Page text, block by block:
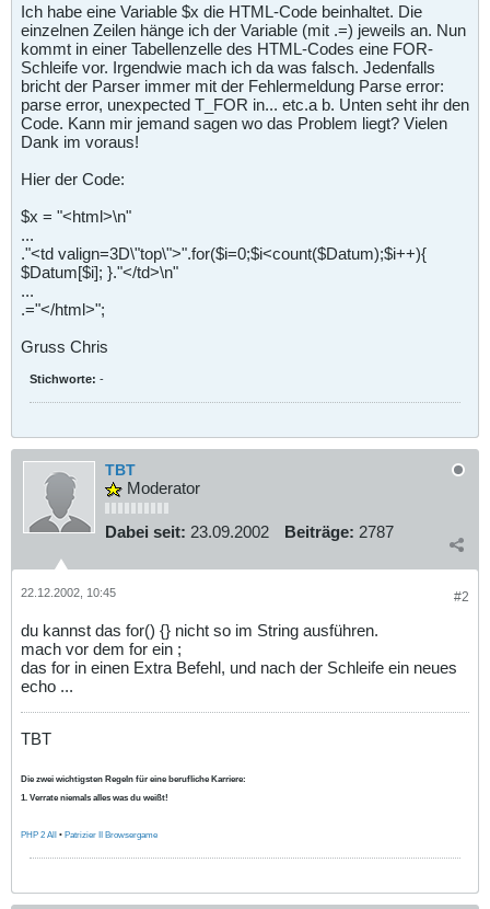
Ich habe eine Variable $x die HTML-Code beinhaltet. Die
einzelnen Zeilen hänge ich der Variable (mit .=) jeweils an. Nun
kommt in einer Tabellenzelle des HTML-Codes eine FOR-
Schleife vor. Irgendwie mach ich da was falsch. Jedenfalls
bricht der Parser immer mit der Fehlermeldung Parse error:
parse error, unexpected T_FOR in... etc.a b. Unten seht ihr den
Code. Kann mir jemand sagen wo das Problem liegt? Vielen
Dank im voraus!
Hier der Code:
$x = "<html>\n"
...
."<td valign=3D\"top\">".for($i=0;$i<count($Datum);$i++){
$Datum[$i]; }."</td>\n"
...
.="</html>";
Gruss Chris
Stichworte: -
TBT
Moderator
Dabei seit: 23.09.2002 Beiträge: 2787
#2
22.12.2002, 10:45
du kannst das for() {} nicht so im String ausführen.
mach vor dem for ein ;
das for in einen Extra Befehl, und nach der Schleife ein neues
echo ...
TBT
Die zwei wichtigsten Regeln für eine berufliche Karriere:
1. Verrate niemals alles was du weißt!
PHP 2 All • Patrizier II Browsergame